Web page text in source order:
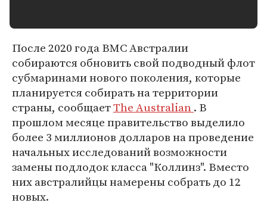
После 2020 года ВМС Австралии
собираются обновить свой подводный флот
субмаринами нового поколения, которые
планируется собирать на территории
страны, сообщаетThe Australian . В
прошлом месяце правительство выделило
более 3 миллионов долларов на проведение
начальных исследований возможности
замены подлодок класса "Коллинз". Вместо
них австралийцы намерены собрать до 12
новых.